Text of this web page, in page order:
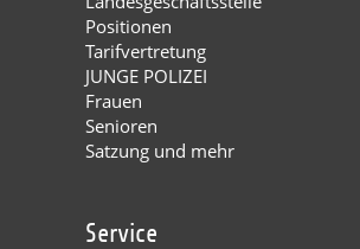
Positionen
Tarifvertretung
JUNGE POLIZEI
Frauen
Senioren
Satzung und mehr
Service